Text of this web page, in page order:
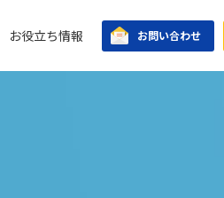
お役立ち情報 お問い合わせ